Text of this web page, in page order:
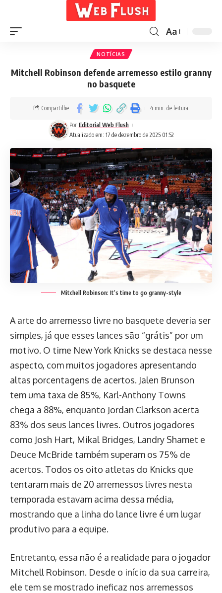
Aa
NOTÍCIAS
Mitchell Robinson defende arremesso estilo granny
no basquete
Atualizado em: 17 de dezembro de 2025 01:52
Por Editorial Web Flush
Compartilhe 4 min. de leitura
Mitchell Robinson: It’s time to go granny-style
A arte do arremesso livre no basquete deveria ser
simples, já que esses lances são “grátis” por um
motivo. O time New York Knicks se destaca nesse
aspecto, com muitos jogadores apresentando
altas porcentagens de acertos. Jalen Brunson
tem uma taxa de 85%, Karl-Anthony Towns
chega a 88%, enquanto Jordan Clarkson acerta
83% dos seus lances livres. Outros jogadores
como Josh Hart, Mikal Bridges, Landry Shamet e
Deuce McBride também superam os 75% de
acertos. Todos os oito atletas do Knicks que
tentaram mais de 20 arremessos livres nesta
temporada estavam acima dessa média,
mostrando que a linha do lance livre é um lugar
produtivo para a equipe.
Entretanto, essa não é a realidade para o jogador
Mitchell Robinson. Desde o início da sua carreira,
ele tem se mostrado ineficaz nos arremessos